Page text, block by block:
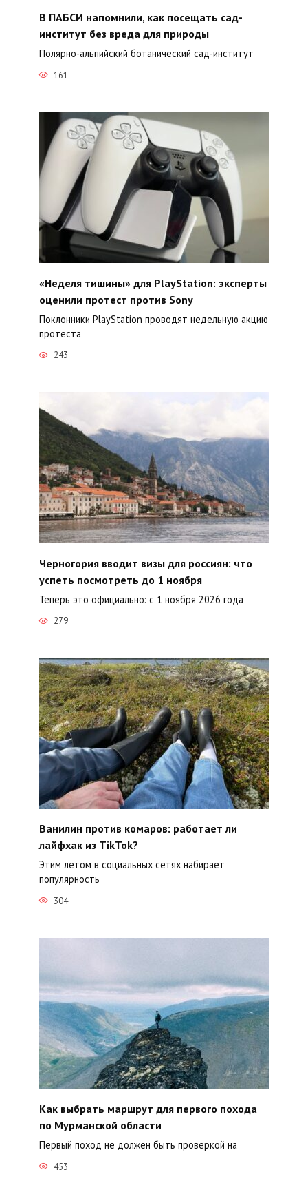
В ПАБСИ напомнили, как посещать сад-
институт без вреда для природы
Полярно-альпийский ботанический сад-институт
161
«Неделя тишины» для PlayStation: эксперты
оценили протест против Sony
Поклонники PlayStation проводят недельную акцию
протеста
243
Черногория вводит визы для россиян: что
успеть посмотреть до 1 ноября
Теперь это официально: с 1 ноября 2026 года
279
Ванилин против комаров: работает ли
лайфхак из TikTok?
Этим летом в социальных сетях набирает
популярность
304
Как выбрать маршрут для первого похода
по Мурманской области
Первый поход не должен быть проверкой на
453